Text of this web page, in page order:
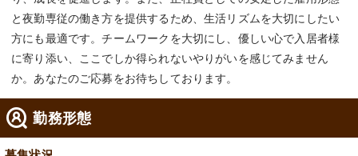
と夜勤専従の働き方を提供するため、生活リズムを大切にしたい
方にも最適です。チームワークを大切にし、優しい心で入居者様
に寄り添い、ここでしか得られないやりがいを感じてみません
か。あなたのご応募をお待ちしております。
勤務形態